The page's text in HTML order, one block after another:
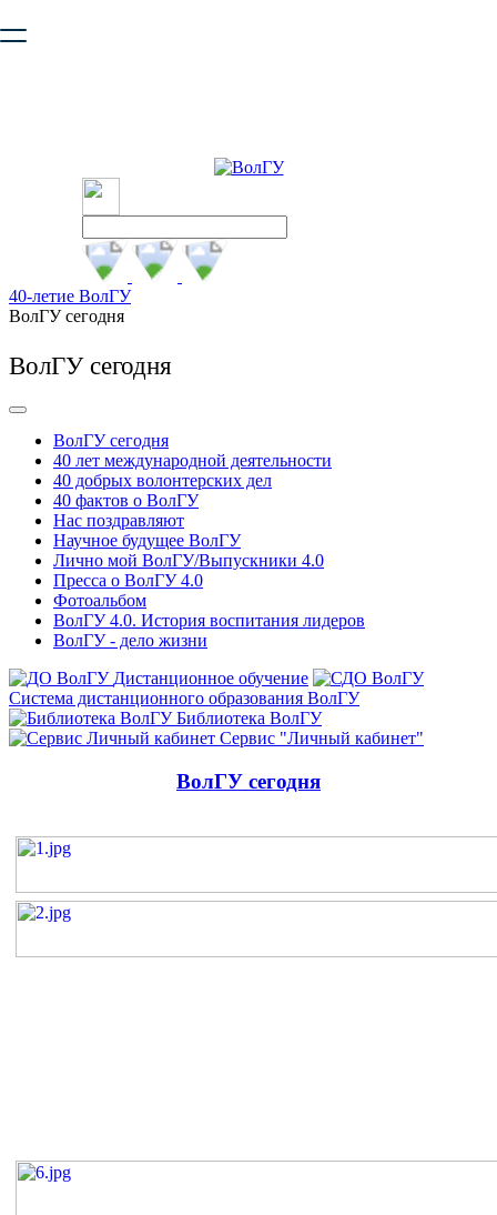
безопасную работу с сайтом. Пожалуйста
40-летие ВолГУ
ВолГУ сегодня
ВолГУ сегодня
ВолГУ сегодня
40 лет международной деятельности
40 добрых волонтерских дел
40 фактов о ВолГУ
Нас поздравляют
Научное будущее ВолГУ
Лично мой ВолГУ/Выпускники 4.0
Пресса о ВолГУ 4.0
Фотоальбом
ВолГУ 4.0. История воспитания лидеров
ВолГУ - дело жизни
Дистанционное обучение
Система дистанционного образования ВолГУ
Библиотека ВолГУ
Сервис "Личный кабинет"
ВолГУ сегодня